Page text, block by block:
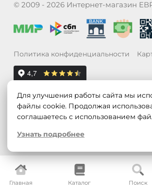
Главная Каталог Поиск
© 2009 - 2026 Интернет-магазин
Политика конфиденциальности
Для улучшения работы сайта мы
файлы cookie. Продолжая
соглашаетесь с использованием
Узнать подробнее